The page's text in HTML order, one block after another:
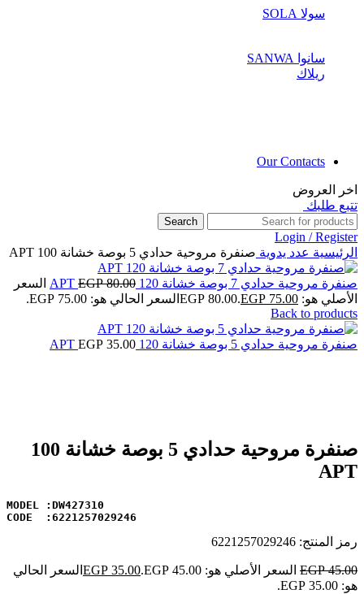
سولا SOLA
سانوا SANWA
ريلاك
Our Contacts
اخر العروض
تتبع طلبك
Search
Login / Register
الرئيسية عدد يدوية صنفرة مروحية حدادي 5 بوصة خشانة 100 APT
صنفرة مروحية حدادي 7 بوصة خشانة 120 APT EGP80.00
السعر
الأصلي هو: EGP 80.00.
EGP 75.00
السعر الحالي هو: EGP 75.00.
Back to products
صنفرة مروحية حدادي 5 بوصة خشانة 120 APT EGP 35.00
صنفرة مروحية حدادي 5 بوصة خشانة 100
APT
MODEL :DW427310
CODE  :6221257029246
رمز المنتج: 6221257029246
EGP45.00 السعر الأصلي هو: EGP 45.00. EGP 35.00
السعر الحالي
هو: EGP 35.00.